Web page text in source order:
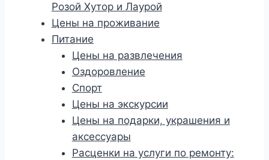
Розой Хутор и Лаурой
Цены на проживание
Питание
Цены на развлечения
Оздоровление
Спорт
Цены на экскурсии
Цены на подарки, украшения и
аксессуары
Расценки на услуги по ремонту: